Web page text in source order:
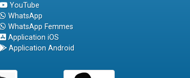
YouTube
WhatsApp
WhatsApp Femmes
Application iOS
Application Android